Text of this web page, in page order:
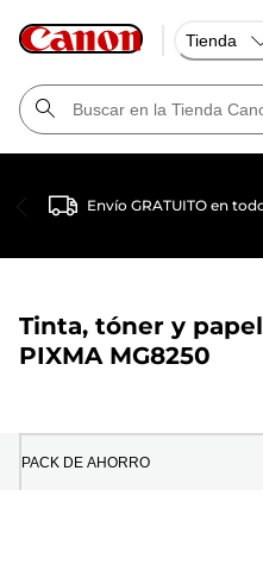
Tienda
Envío GRATUITO en
Tinta, tóner y
PIXMA MG8250
PACK DE AHORRO